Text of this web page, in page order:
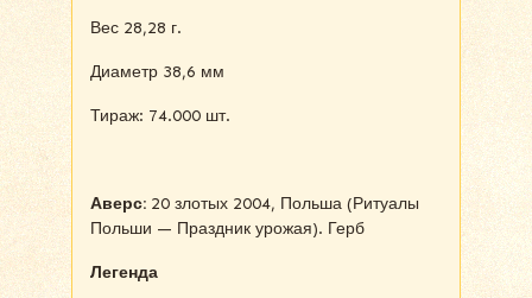
Вес 28,28 г.
Диаметр 38,6 мм
Тираж: 74.000 шт.
Аверс: 20 злотых 2004, Польша (Ритуалы
Польши — Праздник урожая). Герб
Легенда